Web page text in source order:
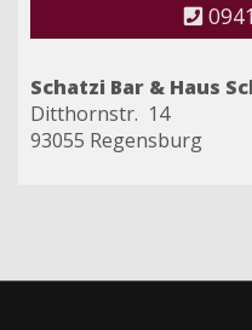
Schatzi Bar & Haus
Ditthornstr. 14
93055 Regensburg